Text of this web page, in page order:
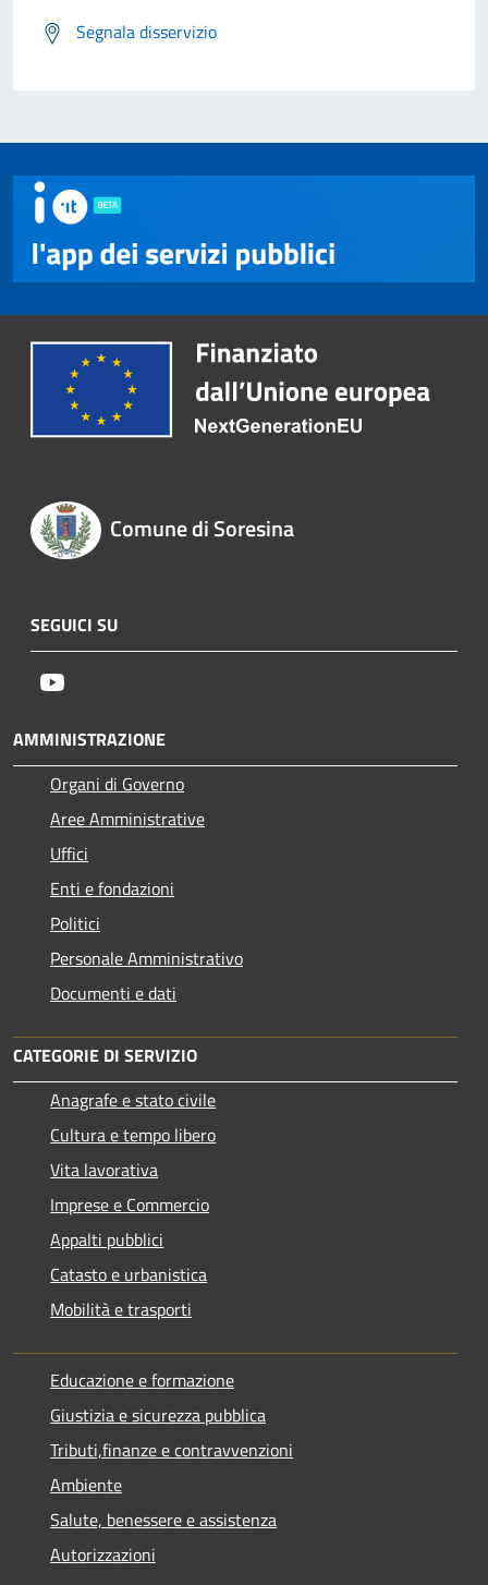
Segnala disservizio
Comune di Soresina
SEGUICI SU
AMMINISTRAZIONE
Organi di Governo
Aree Amministrative
Uffici
Enti e fondazioni
Politici
Personale Amministrativo
Documenti e dati
CATEGORIE DI SERVIZIO
Anagrafe e stato civile
Cultura e tempo libero
Vita lavorativa
Imprese e Commercio
Appalti pubblici
Catasto e urbanistica
Mobilità e trasporti
Educazione e formazione
Giustizia e sicurezza pubblica
Tributi,finanze e contravvenzioni
Ambiente
Salute, benessere e assistenza
Autorizzazioni